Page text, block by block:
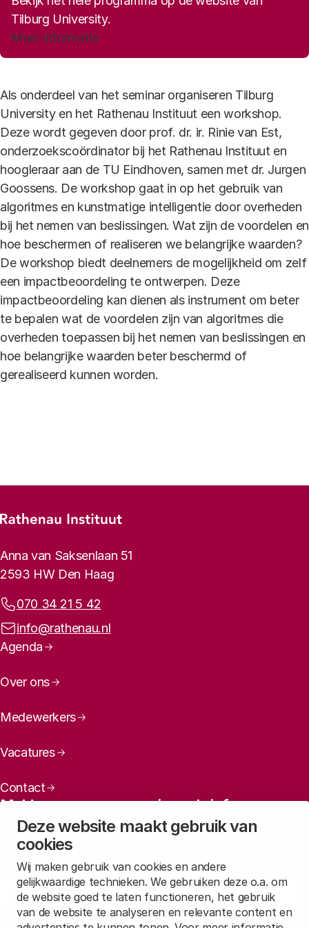
Deze website maakt gebruik van
cookies
Wij maken gebruik van cookies en andere
gelijkwaardige technieken. We gebruiken deze o.a. om
de website goed te laten functioneren, het gebruik
van de website te analyseren en relevante content en
Tilburg University.
Meer informatie
Als onderdeel van het seminar organiseren Tilburg
University en het Rathenau Instituut een workshop.
Deze wordt gegeven door prof. dr. ir. Rinie van Est,
onderzoekscoördinator bij het Rathenau Instituut en
hoogleraar aan de TU Eindhoven, samen met dr. Jurgen
Goossens. De workshop gaat in op het gebruik van
algoritmes en kunstmatige intelligentie door overheden
bij het nemen van beslissingen. Wat zijn de voordelen en
hoe beschermen of realiseren we belangrijke waarden?
De workshop biedt deelnemers de mogelijkheid om zelf
een impactbeoordeling te ontwerpen. Deze
impactbeoordeling kan dienen als instrument om beter
te bepalen wat de voordelen zijn van algoritmes die
overheden toepassen bij het nemen van beslissingen en
hoe belangrijke waarden beter beschermd of
gerealiseerd kunnen worden.
Footer-menu
Rathenau logo, naar de homepage
Contactinformatie
Anna van Saksenlaan 51
2593 HW Den Haag
Telefoonnummer:
070 34 21 5 42
E-mailadres:
info@rathenau.nl
Paginanavigatie
Agenda
Over ons
Medewerkers
Vacatures
Contact
Meld u aan voor onze nieuwsbrief
Maandelijks een overzicht ontvangen van ons laatste
nieuws? Laat dan uw mailadres achter.
Aanmelden